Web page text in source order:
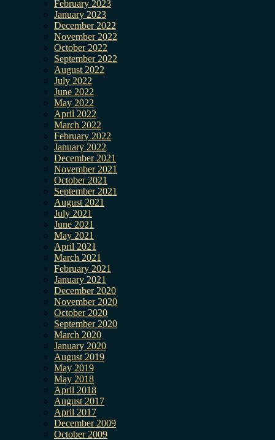
February 2023
January 2023
December 2022
November 2022
October 2022
September 2022
August 2022
July 2022
June 2022
May 2022
April 2022
March 2022
February 2022
January 2022
December 2021
November 2021
October 2021
September 2021
August 2021
July 2021
June 2021
May 2021
April 2021
March 2021
February 2021
January 2021
December 2020
November 2020
October 2020
September 2020
March 2020
January 2020
August 2019
May 2019
May 2018
April 2018
August 2017
April 2017
December 2009
October 2009